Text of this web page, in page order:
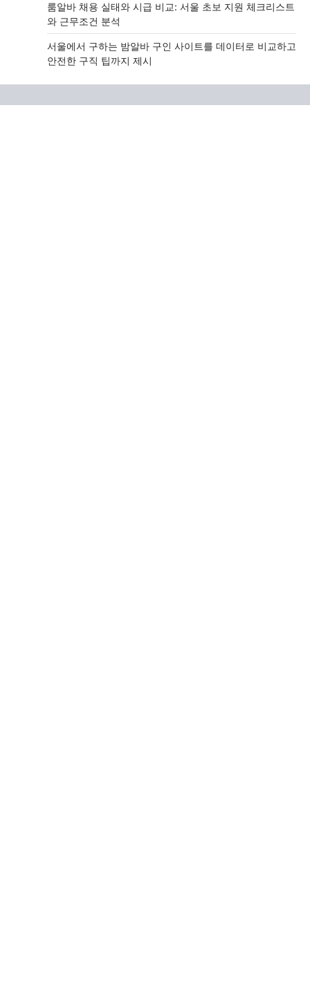
룸알바 채용 실태와 시급 비교: 서울 초보 지원 체크리스트
와 근무조건 분석
서울에서 구하는 밤알바 구인 사이트를 데이터로 비교하고
안전한 구직 팁까지 제시